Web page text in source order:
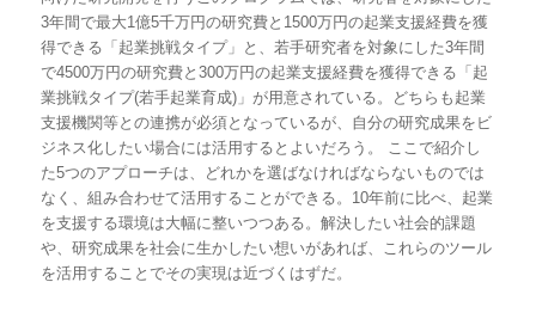
3年間で最大1億5千万円の研究費と1500万円の起業支援経費を獲
得できる「起業挑戦タイプ」と、若手研究者を対象にした3年間
で4500万円の研究費と300万円の起業支援経費を獲得できる「起
業挑戦タイプ(若手起業育成)」が用意されている。どちらも起業
支援機関等との連携が必須となっているが、自分の研究成果をビ
ジネス化したい場合には活用するとよいだろう。 ここで紹介し
た5つのアプローチは、どれかを選ばなければならないものでは
なく、組み合わせて活用することができる。10年前に比べ、起業
を支援する環境は大幅に整いつつある。解決したい社会的課題
や、研究成果を社会に生かしたい想いがあれば、これらのツール
を活用することでその実現は近づくはずだ。